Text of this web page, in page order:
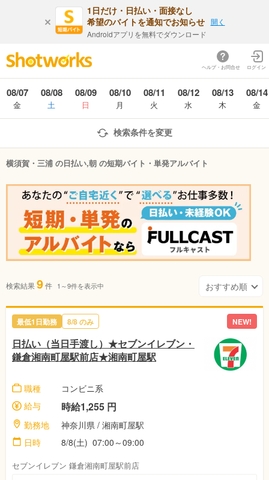
1日だけ・日払い・面接なし
希望のバイトを通知でお知らせ
Androidアプリを無料でダウンロード
開く
ヘルプ・お問合せ ログイン
08/07
金
08/08
土
08/09
日
08/10
月
08/11
火
08/12
水
08/13
木
08/14
金
検索条件を変更
横須賀・三浦 の日払い,朝 の短期バイト・単発アルバイト
検索結果9件 1～9件を表示中
最低1日勤務 8/8 のみ NEW!
日払い（当日手渡し）★セブンイレブン・
鎌倉湘南町屋駅前店★湘南町屋駅
職種
コンビニ系
給与
時給1,255 円
勤務地
神奈川県 / 湘南町屋駅
日時
8/8(土) 07:00～09:00
セブンイレブン 鎌倉湘南町屋駅前店